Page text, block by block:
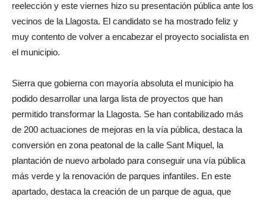
reelección y este viernes hizo su presentación pública ante los
vecinos de la Llagosta. El candidato se ha mostrado feliz y
muy contento de volver a encabezar el proyecto socialista en
el municipio.
Sierra que gobierna con mayoría absoluta el municipio ha
podido desarrollar una larga lista de proyectos que han
permitido transformar la Llagosta. Se han contabilizado más
de 200 actuaciones de mejoras en la vía pública, destaca la
conversión en zona peatonal de la calle Sant Miquel, la
plantación de nuevo arbolado para conseguir una vía pública
más verde y la renovación de parques infantiles. En este
apartado, destaca la creación de un parque de agua, que